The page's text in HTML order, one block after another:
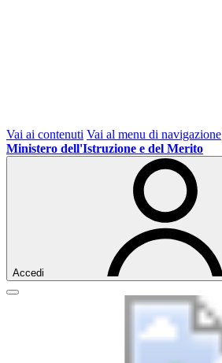
Vai ai contenuti Vai al menu di navigazione
Ministero dell'Istruzione e del Merito
Accedi